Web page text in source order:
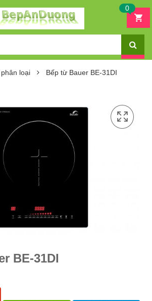
0
loại Bếp từ Bauer BE-31DI
BE-31DI